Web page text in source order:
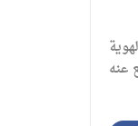
عنه